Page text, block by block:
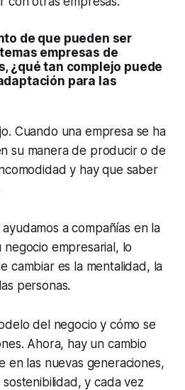
de que pueden ser
empresas de
¿qué tan complejo puede
para las
Cuando una empresa se ha
su manera de producir o de
y hay que saber
a compañías en la
empresarial, lo
cambiar es la mentalidad, la
personas.
del negocio y cómo se
Ahora, hay un cambio
en las nuevas generaciones,
y cada vez